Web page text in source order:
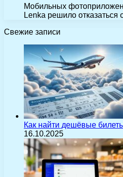
Мобильных
Lenka решило
Свежие записи
Как найти дешёвые
16.10.2025